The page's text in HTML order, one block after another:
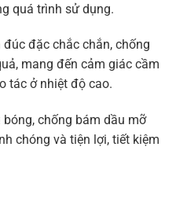
quá trình sử dụng.
đặc chắc chắn, chống
mang đến cảm giác cầm
tác ở nhiệt độ cao.
bóng, chống bám dầu mỡ
chóng và tiện lợi, tiết kiệm